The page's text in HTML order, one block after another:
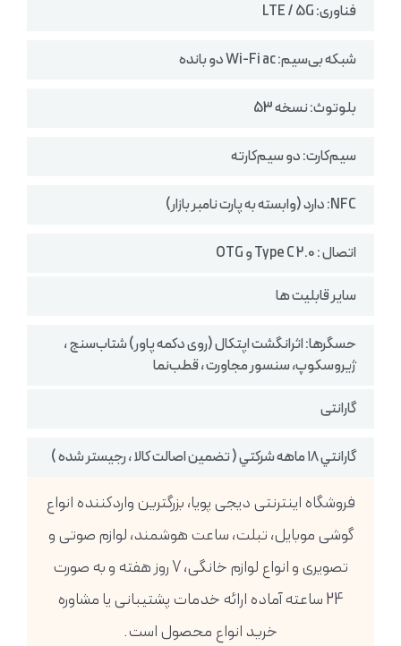
فناوری: LTE / 5G
شبکه بی‌سیم: Wi-Fi ac دو بانده
بلوتوث: نسخه 53
سیم‌کارت: دو سیم‌کارته
NFC: دارد (وابسته به پارت نامبر بازار)
اتصال : Type C 2.0 و OTG
سایر قابلیت ها
حسگرها: اثرانگشت اپتکال (روی دکمه پاور) شتاب‌سنج ،
ژیروسکوپ، سنسور مجاورت ، قطب‌نما
گارانتی
گارانتي ١٨ ماهه شركتي ( تضمين اصالت كالا ، رجيستر شده )
فروشگاه اینترنتی دیجی پویا، بزرگترین واردکننده انواع
گوشی موبایل، تبلت، ساعت هوشمند، لوازم صوتی و
تصویری و انواع لوازم خانگی، 7 روز هفته و به صورت
24 ساعته آماده ارائه خدمات پشتیبانی یا مشاوره
خرید انواع محصول است.